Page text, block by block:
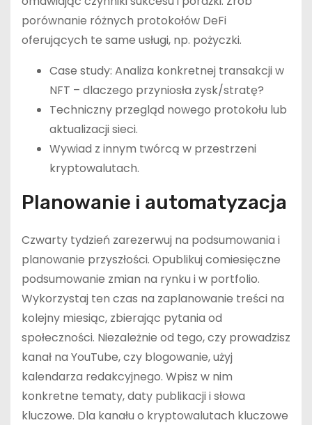
porównanie różnych protokołów DeFi
oferujących te same usługi, np. pożyczki.
Case study: Analiza konkretnej transakcji w
NFT – dlaczego przyniosła zysk/stratę?
Techniczny przegląd nowego protokołu lub
aktualizacji sieci.
Wywiad z innym twórcą w przestrzeni
kryptowalutach.
Planowanie i automatyzacja
Czwarty tydzień zarezerwuj na podsumowania i
planowanie przyszłości. Opublikuj comiesięczne
podsumowanie zmian na rynku i w portfolio.
Wykorzystaj ten czas na zaplanowanie treści na
kolejny miesiąc, zbierając pytania od
społeczności. Niezależnie od tego, czy prowadzisz
kanał na YouTube, czy blogowanie, użyj
kalendarza redakcyjnego. Wpisz w nim
konkretne tematy, daty publikacji i słowa
kluczowe. Dla kanału o kryptowalutach kluczowe